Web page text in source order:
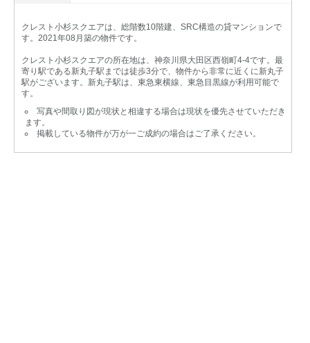
クレスト小杉スクエアは、総階数10階建、SRC構造の貸マンションで
す。2021年08月築の物件です。
クレスト小杉スクエアの所在地は、神奈川県大田区西嶺町4-4です。最
寄り駅である新丸子駅までは徒歩3分で、物件から非常に近くに新丸子
駅がございます。新丸子駅は、東急東横線、東急目黒線が利用可能で
す。
写真や間取り図が現状と相違する場合は現状を優先させていただき
ます。
掲載している物件が万が一ご成約の場合はご了承ください。